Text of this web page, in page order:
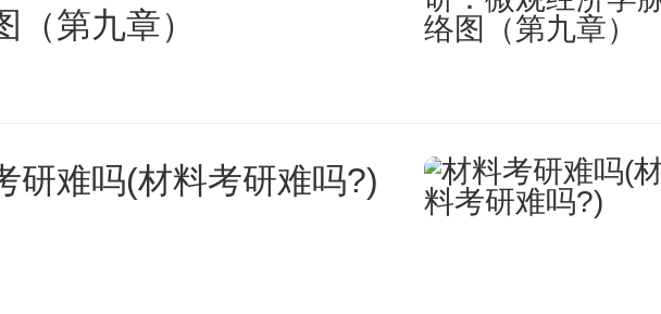
业相比其他艺考类是比较好考好过，尤其
越来越高。因为空乘专业可能主要就是考
巧,比如我们的步态或者是一些表演的能力,
巧也是需要展示的。
（第九章）
研难吗(材料考研难吗?)